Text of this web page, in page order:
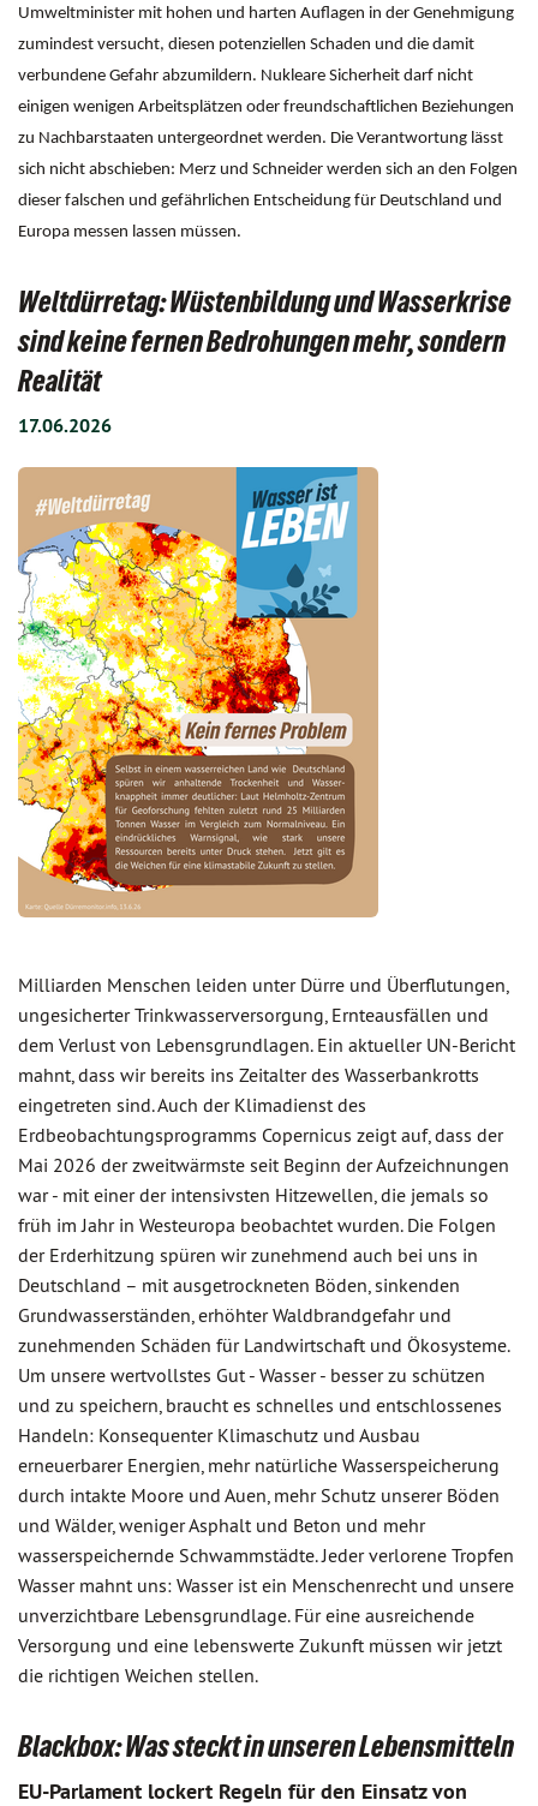
Umweltminister mit hohen und harten Auflagen in der Genehmigung
zumindest versucht, diesen potenziellen Schaden und die damit
verbundene Gefahr abzumildern. Nukleare Sicherheit darf nicht
einigen wenigen Arbeitsplätzen oder freundschaftlichen Beziehungen
zu Nachbarstaaten untergeordnet werden. Die Verantwortung lässt
sich nicht abschieben: Merz und Schneider werden sich an den Folgen
dieser falschen und gefährlichen Entscheidung für Deutschland und
Europa messen lassen müssen.
Weltdürretag: Wüstenbildung und Wasserkrise
sind keine fernen Bedrohungen mehr, sondern
Realität
17.06.2026
Milliarden Menschen leiden unter Dürre und Überflutungen,
ungesicherter Trinkwasserversorgung, Ernteausfällen und
dem Verlust von Lebensgrundlagen. Ein aktueller UN-Bericht
mahnt, dass wir bereits ins Zeitalter des Wasserbankrotts
eingetreten sind. Auch der Klimadienst des
Erdbeobachtungsprogramms Copernicus zeigt auf, dass der
Mai 2026 der zweitwärmste seit Beginn der Aufzeichnungen
war - mit einer der intensivsten Hitzewellen, die jemals so
früh im Jahr in Westeuropa beobachtet wurden. Die Folgen
der Erderhitzung spüren wir zunehmend auch bei uns in
Deutschland – mit ausgetrockneten Böden, sinkenden
Grundwasserständen, erhöhter Waldbrandgefahr und
zunehmenden Schäden für Landwirtschaft und Ökosysteme.
Um unsere wertvollstes Gut - Wasser - besser zu schützen
und zu speichern, braucht es schnelles und entschlossenes
Handeln: Konsequenter Klimaschutz und Ausbau
erneuerbarer Energien, mehr natürliche Wasserspeicherung
durch intakte Moore und Auen, mehr Schutz unserer Böden
und Wälder, weniger Asphalt und Beton und mehr
wasserspeichernde Schwammstädte. Jeder verlorene Tropfen
Wasser mahnt uns: Wasser ist ein Menschenrecht und unsere
unverzichtbare Lebensgrundlage. Für eine ausreichende
Versorgung und eine lebenswerte Zukunft müssen wir jetzt
die richtigen Weichen stellen.
Blackbox: Was steckt in unseren Lebensmitteln
EU-Parlament lockert Regeln für den Einsatz von